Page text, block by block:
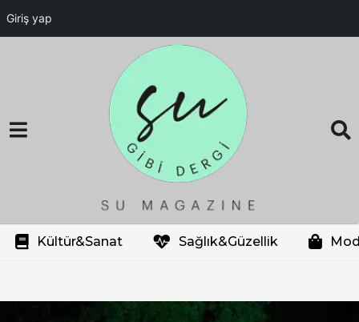
Giriş yap
Kültür&Sanat Sağlık&Güzellik